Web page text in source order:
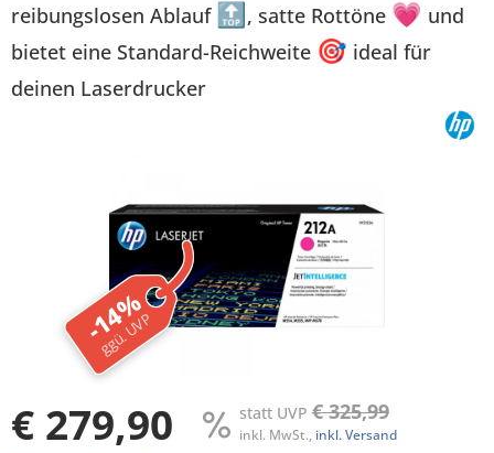
reibungslosen Ablauf 🔝 , satte Rottöne 💗 und
bietet eine Standard-Reichweite 🎯 ideal für
deinen Laserdrucker
-14%
ggü. UVP
€ 279,90 statt UVP € 325,99
inkl. MwSt., inkl. Versand